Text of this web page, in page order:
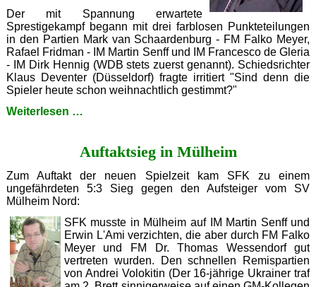
Der mit Spannung erwartete
Sprestigekampf begann mit drei farblosen Punkteteilungen
in den Partien Mark van Schaardenburg - FM Falko Meyer,
Rafael Fridman - IM Martin Senff und IM Francesco de Gleria
- IM Dirk Hennig (WDB stets zuerst genannt). Schiedsrichter
Klaus Deventer (Düsseldorf) fragte irritiert "Sind denn die
Spieler heute schon weihnachtlich gestimmt?"
Weiterlesen …
SFK
Auftaktsieg in Mülheim
Zum Auftakt der neuen Spielzeit kam SFK zu einem
ungefährdeten 5:3 Sieg gegen den Aufsteiger vom SV
Mülheim Nord:
SFK musste in Mülheim auf IM Martin Senff und
Erwin L'Ami verzichten, die aber durch FM Falko
Meyer und FM Dr. Thomas Wessendorf gut
vertreten wurden. Den schnellen Remispartien
von Andrei Volokitin (Der 16-jährige Ukrainer traf